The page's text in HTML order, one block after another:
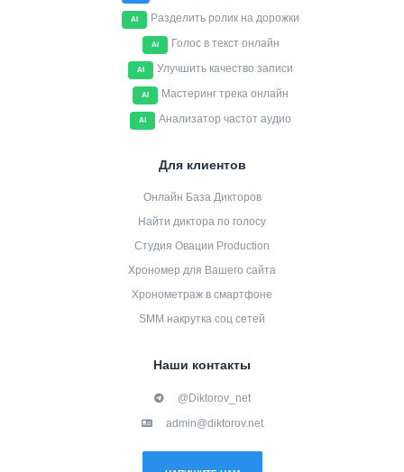
AI Разделить ролик на дорожки
AI Голос в текст онлайн
AI Улучшить качество записи
AI Мастеринг трека онлайн
AI Анализатор частот аудио
Для клиентов
Онлайн База Дикторов
Найти диктора по голосу
Студия Овации Production
Хрономер для Вашего сайта
Хронометраж в смартфоне
SMM накрутка соц сетей
Наши контакты
@Diktorov_net
admin@diktorov.net